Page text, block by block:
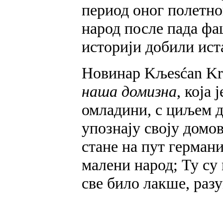
период оног
народ после пада
историји добили
Новинар Kљesćan
наша домизна, која
омладини, с циљем
упознају своју
стане на пут
малени народ; Ту су
све било лакше,